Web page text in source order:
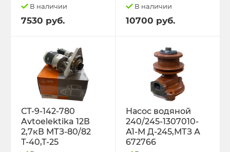
В наличии
7530 руб.
В наличии
10700 руб.
СТ-9-142-780
Avtoelektika 12В
2,7кВ МТЗ-80/82
Т-40,Т-25
Насос водяной
240/245-1307010-
А1-М Д-245,МТЗ А
672766